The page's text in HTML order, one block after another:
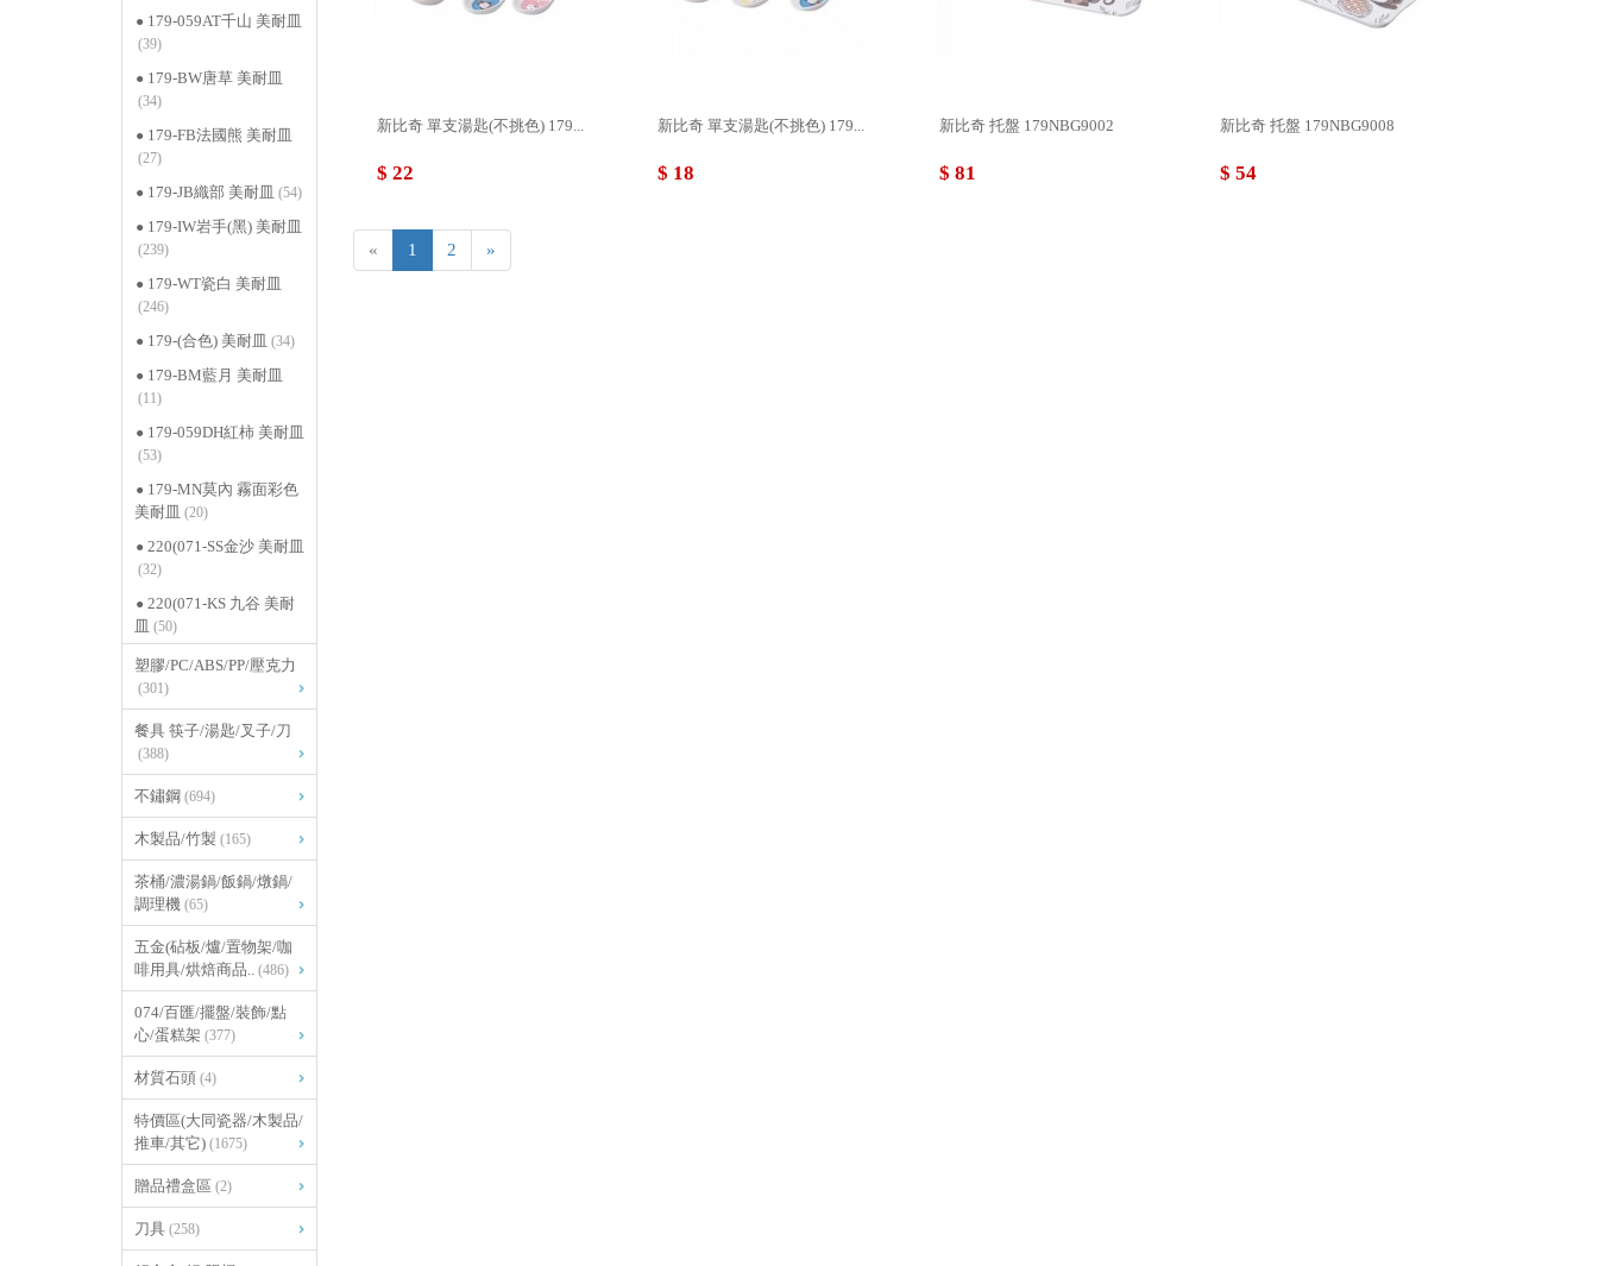
179-059AT千山 美耐皿
(39)
179-BW唐草 美耐皿
(34)
179-FB法國熊 美耐皿
(27)
179-JB織部 美耐皿 (54)
179-IW岩手(黑) 美耐皿
(239)
179-WT瓷白 美耐皿
(246)
179-(合色) 美耐皿 (34)
179-BM藍月 美耐皿
(11)
179-059DH紅柿 美耐皿
(53)
179-MN莫內 霧面彩色
美耐皿 (20)
220(071-SS金沙 美耐皿
(32)
220(071-KS 九谷 美耐
皿 (50)
塑膠/PC/ABS/PP/壓克力
(301)
餐具 筷子/湯匙/叉子/刀
(388)
不鏽鋼 (694)
木製品/竹製 (165)
茶桶/濃湯鍋/飯鍋/燉鍋/
調理機 (65)
五金(砧板/爐/置物架/咖
啡用具/烘焙商品.. (486)
074/百匯/擺盤/裝飾/點
心/蛋糕架 (377)
材質石頭 (4)
特價區(大同瓷器/木製品/
推車/其它) (1675)
贈品禮盒區 (2)
刀具 (258)
新比奇 單支湯匙(不挑色) 179...
$ 22
新比奇 單支湯匙(不挑色) 179...
$ 18
新比奇 托盤 179NBG9002
$ 81
新比奇 托盤 179NBG9008
$ 54
« 1 2 »